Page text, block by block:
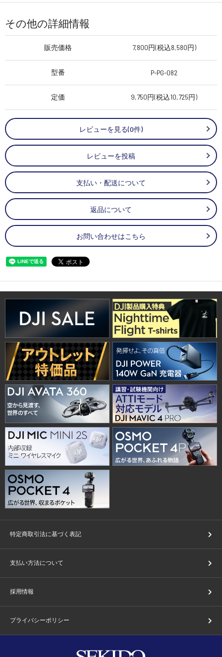
その他の詳細情報
販売価格 7,800円(税込8,580円)
型番 P-PG-082
定価 9,750円(税込10,725円)
レビューを見る(0件)
レビューを投稿
支払い・配送について
返品について
お問い合わせはこちら
特定商取引法に基づく表記
支払い方法について
採用情報
プライバシーポリシー